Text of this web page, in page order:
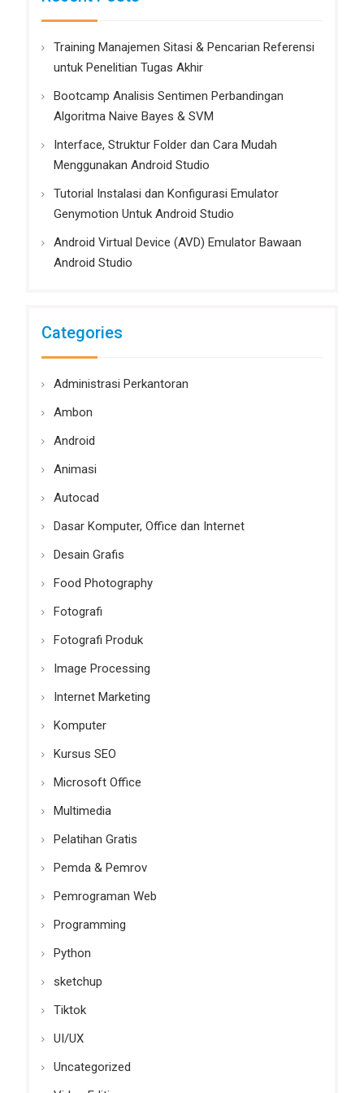
Training Manajemen Sitasi & Pencarian Referensi
untuk Penelitian Tugas Akhir
Bootcamp Analisis Sentimen Perbandingan
Algoritma Naive Bayes & SVM
Interface, Struktur Folder dan Cara Mudah
Menggunakan Android Studio
Tutorial Instalasi dan Konfigurasi Emulator
Genymotion Untuk Android Studio
Android Virtual Device (AVD) Emulator Bawaan
Android Studio
Categories
Administrasi Perkantoran
Ambon
Android
Animasi
Autocad
Dasar Komputer, Office dan Internet
Desain Grafis
Food Photography
Fotografi
Fotografi Produk
Image Processing
Internet Marketing
Komputer
Kursus SEO
Microsoft Office
Multimedia
Pelatihan Gratis
Pemda & Pemrov
Pemrograman Web
Programming
Python
sketchup
Tiktok
UI/UX
Uncategorized